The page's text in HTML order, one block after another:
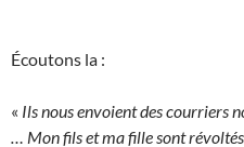
Écoutons la :
« Ils nous envoient des courriers
… Mon fils et ma fille sont